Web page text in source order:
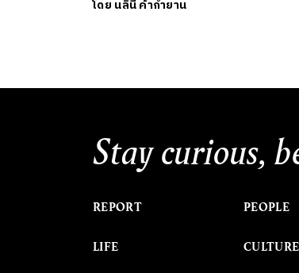
โดย นลินี ค้ากำยาน
Stay curious,
REPORT
LIFE
PEOPLE
CULTURE